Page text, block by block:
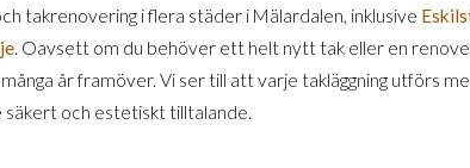
takrenovering i flera städer i Mälardalen, inklusive
. Oavsett om du behöver ett helt nytt tak eller en
år framöver. Vi ser till att varje takläggning utförs
och estetiskt tilltalande.